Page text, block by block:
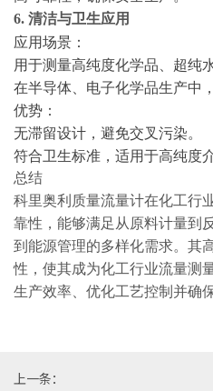
6. 清洁与卫生应用
应用场景：
用于测量高纯度化学品、超纯
在半导体、电子化学品生产中
优势：
无滞留设计，避免交叉污染。
符合卫生标准，适用于高纯度介
总结
科里奥利质量流量计在化工行
靠性，能够满足从原料计量到
到能源管理的多样化需求。其
性，使其成为化工行业流量测
生产效率、优化工艺控制并确
上一条：